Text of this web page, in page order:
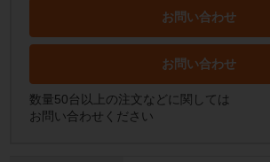
お問い合わせ
お問い合わせ
数量50台以上の注文などに関しては
お問い合わせください